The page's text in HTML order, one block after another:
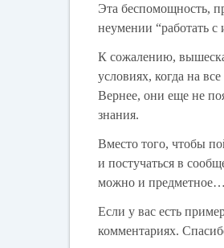
Эта беспомощность,
неумении “работать
К сожалению,
условиях, когда на
Вернее, они еще не
знания.
Вместо того, чтобы
и постучаться в
можно и предметное…
Если у вас есть
комментариях.